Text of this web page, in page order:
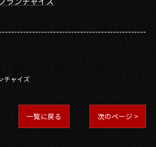
チャイズ
一覧に戻る 次のページ >